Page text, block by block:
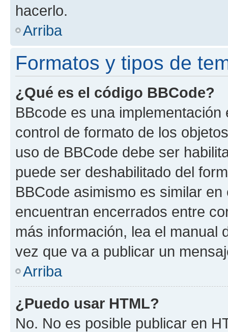
hacerlo.
Arriba
Formatos y tipos de
¿Qué es el código BBCode?
BBcode es una
control de formato de los
uso de BBCode debe ser
puede ser deshabilitado del
BBCode asimismo es similar
encuentran encerrados entre
más información, lea el manual
vez que va a publicar un
Arriba
¿Puedo usar HTML?
No. No es posible publicar en